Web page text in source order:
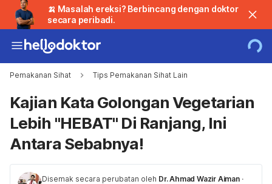
🍌 Masalah ereksi? Berbincang dengan doktor
secara peribadi.
Pemakanan Sihat Tips Pemakanan Sihat Lain
Kajian Kata Golongan Vegetarian
Lebih "HEBAT" Di Ranjang, Ini
Antara Sebabnya!
Disemak secara perubatan oleh Dr. Ahmad Wazir Aiman ·